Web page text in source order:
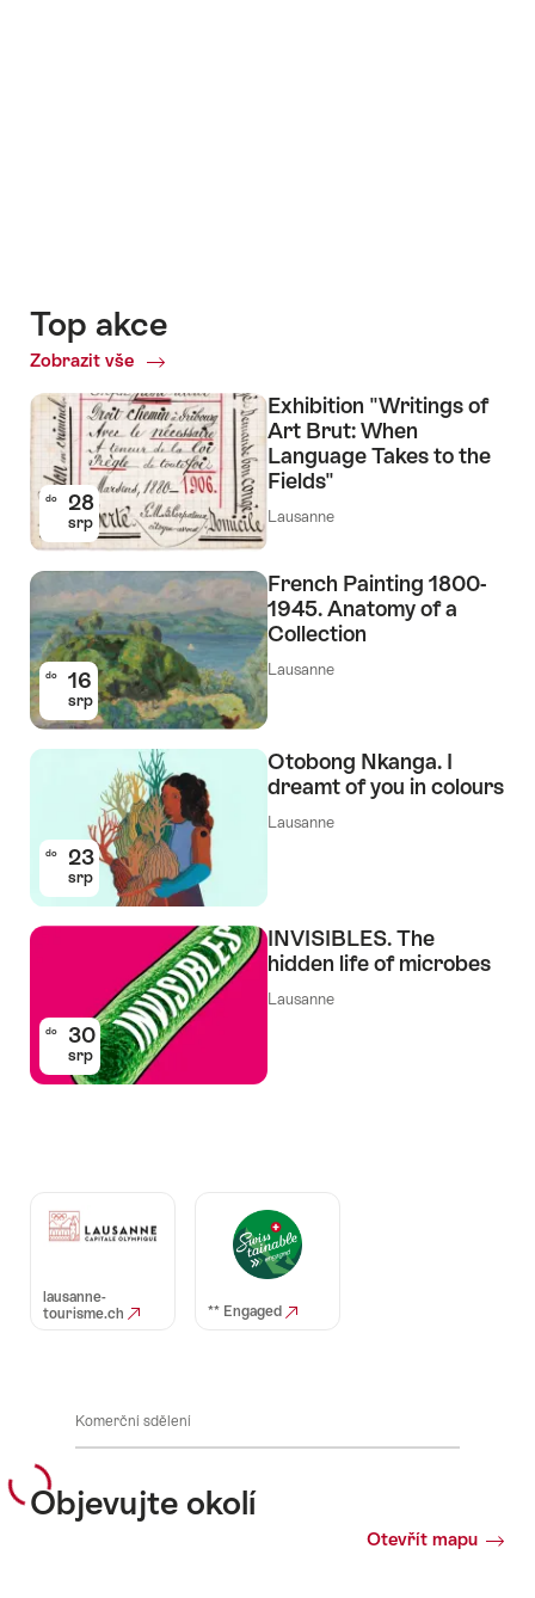
Top akce
Zobrazit vše
Top
do 28
srp
Exhibition "Writings of
Art Brut: When
Language Takes to the
Fields"
Lausanne
do 16
srp
French Painting 1800-
1945. Anatomy of a
Collection
Lausanne
do 23
srp
Otobong Nkanga. I
dreamt of you in colours
Lausanne
do 30
srp
INVISIBLES. The
hidden life of microbes
Lausanne
lausanne-
tourisme.ch
** Engaged
Komerční sdělení
Objevujte okolí
Otevřít mapu